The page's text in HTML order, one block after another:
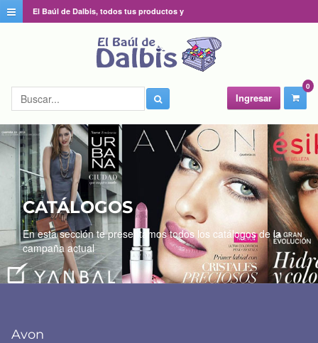
El Baúl de Dalbis, todos tus productos y
0
Ingresar
CATÁLOGOS
En esta sección te presentamos todos los catálogos de la
campaña actual
Avon